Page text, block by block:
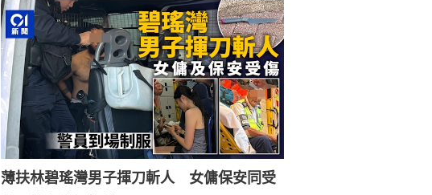
薄扶林碧瑤灣男子揮刀斬人 女傭保安同受